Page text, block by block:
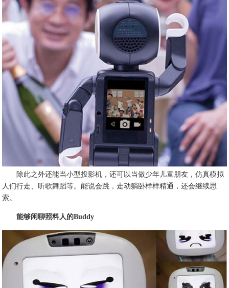
除此之外还能当小型投影机，还可以当做少年儿童朋友，仿真模拟
人们行走、听歌舞蹈等。能说会跳，走动躺卧样样精通，还会继续思
索。
能够闲聊照料人的Buddy